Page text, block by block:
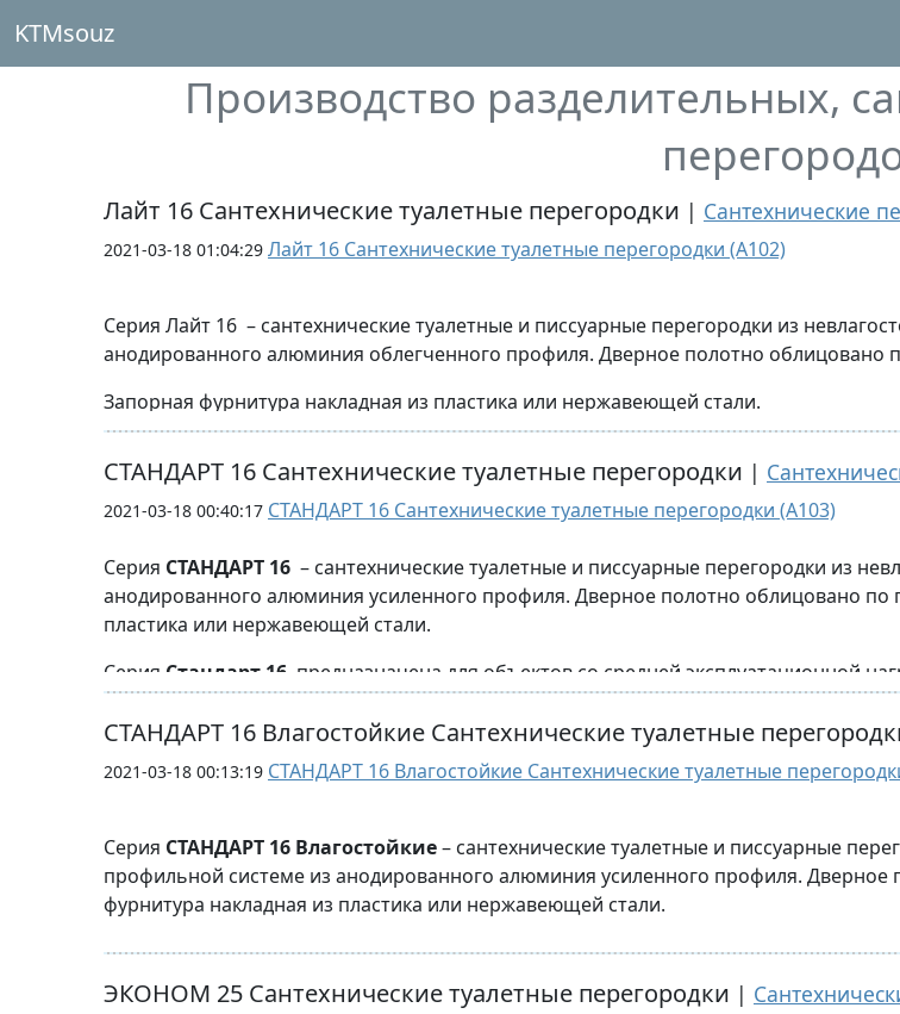
KTMsouz
Производство разделительных,
Лайт 16 Сантехнические туалетные перегородки | Сантехнические
2021-03-18 01:04:29 Лайт 16 Сантехнические туалетные перегородки (A102)
Серия Лайт 16 – сантехнические туалетные и писсуарные перегородки из
анодированного алюминия облегченного профиля. Дверное полотно облицовано
Запорная фурнитура накладная из пластика или нержавеющей стали.
социальных объектов, производственных помещений, и иных общественных
Стандартная высота от пола -2000 мм
высота просвета от пола 150-180мм.
Стандартная глубина 1200-1500 мм.
Стандартная ширина двери 600/900 мм
Возможно изготовление туалетных перегородок по индивидуальному проекту
СТАНДАРТ 16 Сантехнические туалетные перегородки |
2021-03-18 00:40:17 СТАНДАРТ 16 Сантехнические туалетные перегородки (A103)
Серия СТАНДАРТ 16 – сантехнические туалетные и писсуарные перегородки из
анодированного алюминия усиленного профиля. Дверное полотно облицовано
пластика или нержавеющей стали.
Серия Стандарт 16 предназначена для объектов со средней эксплуатационной
производственных помещений, помещений для военнослужащих и иных
Стандартная высота от пола -2000 мм
Стандартная глубина 1200-1500 мм.
Стандартная ширина двери 600/900 мм
СТАНДАРТ 16 Влагостойкие Сантехнические туалетные
2021-03-18 00:13:19 СТАНДАРТ 16 Влагостойкие Сантехнические туалетные
Серия СТАНДАРТ 16 Влагостойкие– сантехнические туалетные и писсуарные
профильной системе из анодированного алюминия усиленного профиля.
фурнитура накладная из пластика или нержавеющей стали.
СерияСтандарт 16 Влагостойкиепредназначена для объектов со средней
центров, школ, производственных помещений, помещений для военнослужащих и
ЭКОНОМ 25 Сантехнические туалетные перегородки |